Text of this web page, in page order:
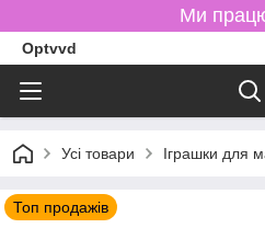
Ми
Optvvd
Усі товари Іграшки для
Топ продажів